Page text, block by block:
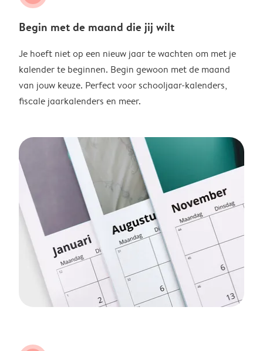
Begin met de maand die jij wilt
Je hoeft niet op een nieuw jaar te wachten om met je
kalender te beginnen. Begin gewoon met de maand
van jouw keuze. Perfect voor schooljaar-kalenders,
fiscale jaarkalenders en meer.